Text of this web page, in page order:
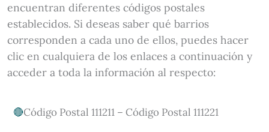
encuentran diferentes códigos postales
establecidos. Si deseas saber qué barrios
corresponden a cada uno de ellos, puedes hacer
clic en cualquiera de los enlaces a continuación y
acceder a toda la información al respecto:
Código Postal 111211 – Código Postal 111221